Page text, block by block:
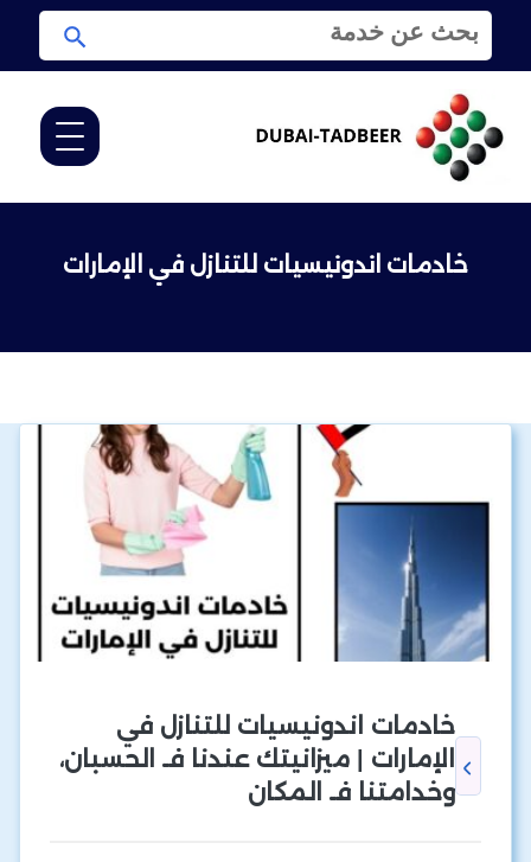
ب
ث
ع
:
ب
ح
ث
خادمات اندونيسيات للتنازل في الإمارات
خادمات اندونيسيات للتنازل في
الإمارات | ميزانيتك عندنا فـ الحسبان،
وخدامتنا فـ المكان